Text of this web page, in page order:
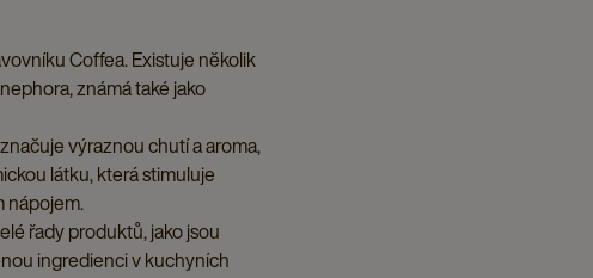
Coffea. Existuje několik
známá také jako
výraznou chutí a aroma,
látku, která stimuluje
nápojem.
řady produktů, jako jsou
ingredienci v kuchyních